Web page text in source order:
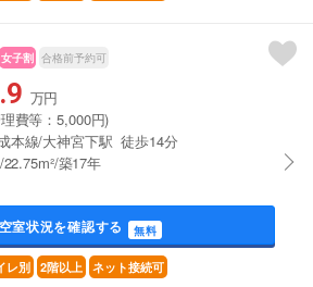
女子割 合格前予約可
万円
費等：5,000円)
本線/大神宮下駅 徒歩14分
22.75m²/築17年
空室状況を確認する 無料
レ別 2階以上 ネット接続可